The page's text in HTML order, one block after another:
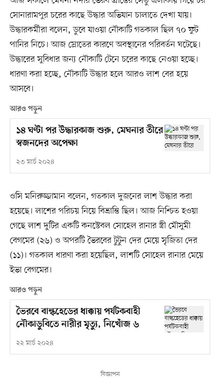
সোনারামপুর চরের কাছে উদ্ধার অভিযান চালাতে দেখা যায়।
উদ্ধারকর্মীরা বলেন, ডুবে যাওয়া নৌকাটি গতকাল ছিল ৭০ ফুট
পানির নিচে। আজ স্রোতের কারণে অবস্থানের পরিবর্তন ঘটেছে।
উদ্ধারের সুবিধার জন্য নৌকাটি টেনে চরের কাছে নেওয়া হচ্ছে।
ধারণা করা হচ্ছে, নৌকাটি উদ্ধার হলে আরও লাশ বের হয়ে
আসবে।
আরও পড়ুন
১৪ ঘণ্টা পর উদ্ধারকাজ শুরু, মেঘনার তীরে
স্বজনদের অপেক্ষা
২৩ মার্চ ২০২৪
ওসি মনিরুজ্জামান বলেন, গতকাল দুজনের লাশ উদ্ধার করা
হয়েছে। লাশের পরিচয় নিয়ে বিভ্রান্তি ছিল। আজ নিশ্চিত হওয়া
গেছে লাশ দুটির একটি কনস্টেবল সোহেল রানার স্ত্রী মৌসুমী
বেগমের (২৬) ও অপরটি ভৈরবের টুটুন দের মেয়ে সৃজিতা দের
(১১)। গতকাল ধারণা করা হয়েছিল, লাশটি সোহেল রানার মেয়ে
ইভা বেগমের।
আরও পড়ুন
ভৈরবে বাল্কহেডের ধাক্কায় পর্যটকবাহী
নৌকাডুবিতে নারীর মৃত্যু, নিখোঁজ ৬
২২ মার্চ ২০২৪